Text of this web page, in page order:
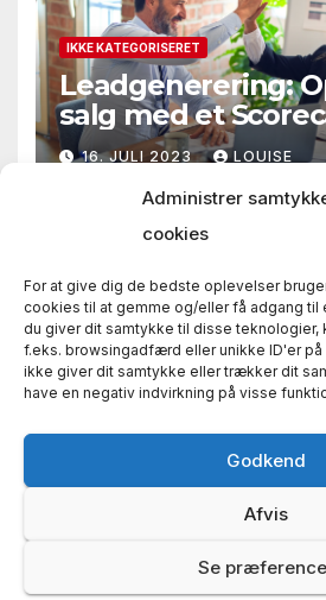
Administrer
cookies
For at give dig de bedste oplevelser
cookies til at gemme og/eller få adgang til
du giver dit samtykke til disse teknologier,
f.eks. browsingadfærd eller unikke ID'er
ikke giver dit samtykke eller trækker dit
have en negativ indvirkning på visse
Godkend
Afvis
Se
IKKE KATEGORISERET
Leadgenerering:
salg med et
16. JULI 2023 LOUISE
Country
Dejlige og festlige dage
Proudly powered by WordPress|